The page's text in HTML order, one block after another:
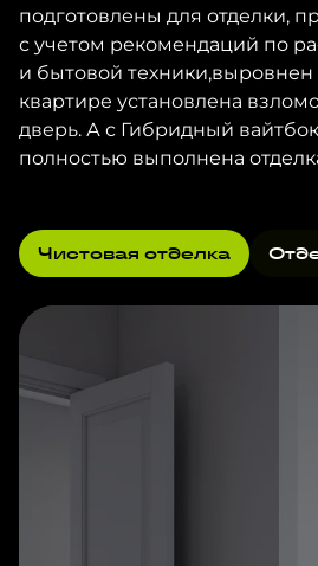
подготовлены для отделки,
с учетом рекомендаций по
и бытовой техники,выровнен
квартире установлена
дверь. А с Гибридный
полностью выполнена
Чистовая отделка